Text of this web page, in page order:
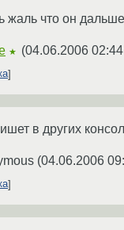
жаль что он
★ (04.06.2006
в других
(04.06.2006